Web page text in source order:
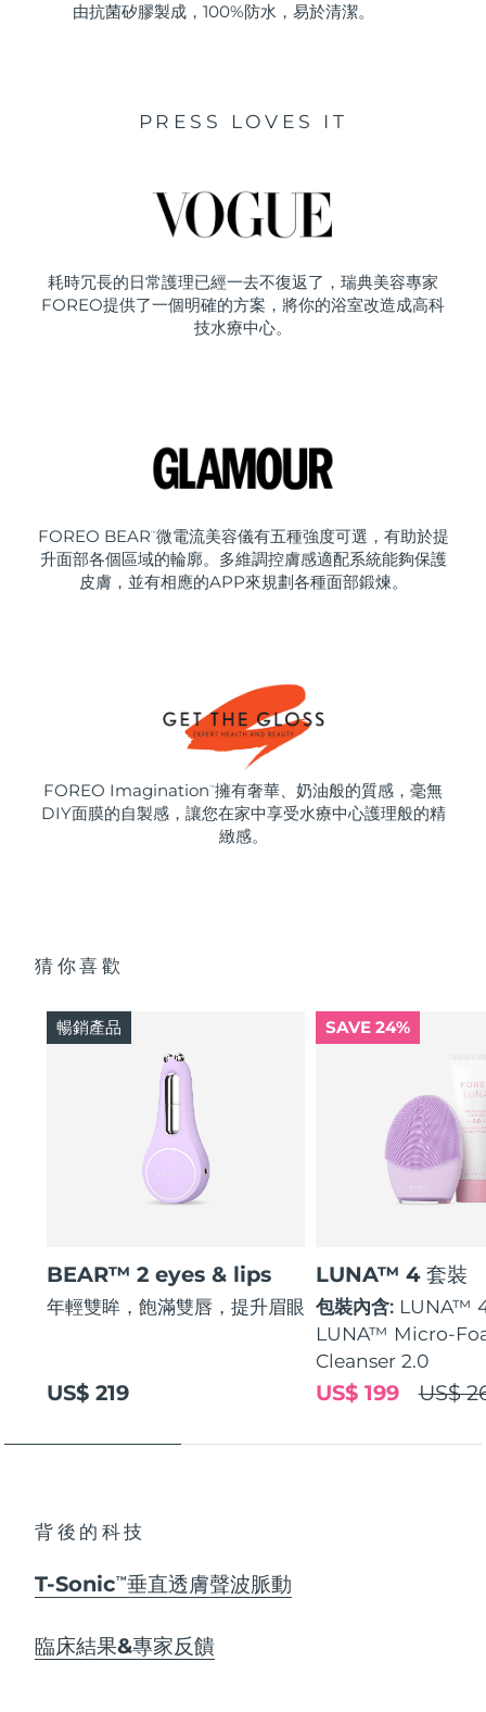
由抗菌矽膠製成，100%防水，易於清潔。
PRESS LOVES IT
耗時冗長的日常護理已經一去不復返了，瑞典美容專家
FOREO提供了一個明確的方案，將你的浴室改造成高科
技水療中心。
FOREO BEAR ™ 微電流美容儀有五種強度可選，有助於提
升面部各個區域的輪廓。多維調控膚感適配系統能夠保護
皮膚，並有相應的APP來規劃各種面部鍛煉。
FOREO Imagination ™ 擁有奢華、奶油般的質感，毫無
DIY面膜的自製感，讓您在家中享受水療中心護理般的精
緻感。
猜你喜歡
BEAR™ 2 eyes & lips
年輕雙眸，飽滿雙唇，提升眉眼
US$ 219
暢銷產品 SAVE 24%
LUNA™ 4 套裝
包裝內含: LUNA™
LUNA™ Micro-
Cleanser 2.0
US$
US$ 199
背後的科技
T-SonicTM 垂直透膚聲波脈動
臨床結果&專家反饋